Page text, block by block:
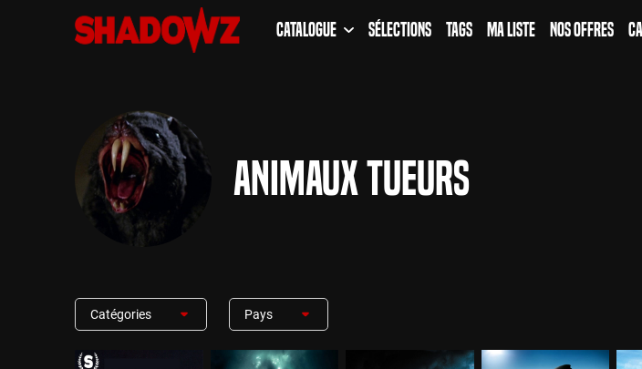
Catalogue Sélections Tags Ma Liste Nos Offres
Animaux Tueurs
Catégories Pays